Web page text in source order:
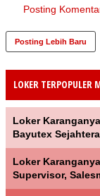
Posting
Posting Lebih Baru
LOKER TERPOPULER
Loker
Bayutex
Loker
Supervisor,